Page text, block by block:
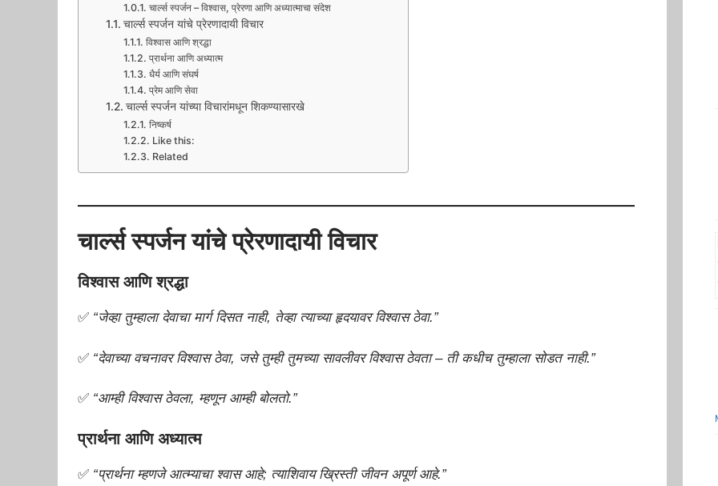
चार्ल्स स्पर्जन – विश्वास, प्रेरणा आणि अध्यात्माचा संदेश
चार्ल्स स्पर्जन यांचे प्रेरणादायी विचार
विश्वास आणि श्रद्धा
प्रार्थना आणि अध्यात्म
धैर्य आणि संघर्ष
प्रेम आणि सेवा
चार्ल्स स्पर्जन यांच्या विचारांमधून शिकण्यासारखे
निष्कर्ष
Like this:
Related
चार्ल्स स्पर्जन यांचे प्रेरणादायी विचार
विश्वास आणि श्रद्धा
✅ “जेव्हा तुम्हाला देवाचा मार्ग दिसत नाही, तेव्हा त्याच्या हृदयावर विश्वास ठेवा.”
✅ “देवाच्या वचनावर विश्वास ठेवा, जसे तुम्ही तुमच्या सावलीवर विश्वास ठेवता – ती कधीच तुम्हाला सोडत नाही.”
✅ “आम्ही विश्वास ठेवला, म्हणून आम्ही बोलतो.”
प्रार्थना आणि अध्यात्म
✅ “प्रार्थना म्हणजे आत्म्याचा श्वास आहे; त्याशिवाय ख्रिस्ती जीवन अपूर्ण आहे.”